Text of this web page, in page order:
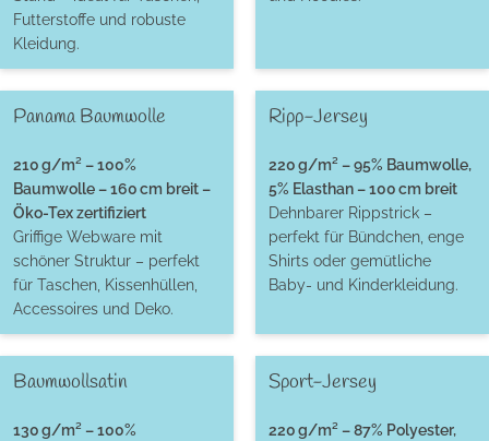
Futterstoffe und robuste
Kleidung.
Panama Baumwolle
210 g/m² – 100%
Baumwolle – 160 cm breit –
Öko-Tex zertifiziert
Griffige Webware mit
schöner Struktur – perfekt
für Taschen, Kissenhüllen,
Accessoires und Deko.
Ripp-Jersey
220 g/m² – 95% Baumwolle,
5% Elasthan – 100 cm breit
Dehnbarer Rippstrick –
perfekt für Bündchen, enge
Shirts oder gemütliche
Baby- und Kinderkleidung.
Baumwollsatin
130 g/m² – 100%
Sport-Jersey
220 g/m² – 87% Polyester,